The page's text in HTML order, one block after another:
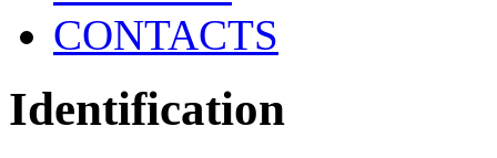
CONTACTS
Identification